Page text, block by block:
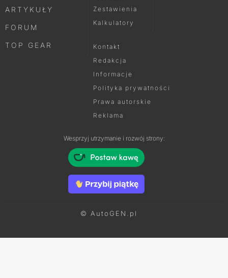
ARTYKUŁY
FORUM
TOP GEAR
Zestawienia
Kalkulatory
Kontakt
Redakcja
Informacje
Polityka prywatności
Prawa autorskie
Reklama
Wesprzyj utrzymanie i rozwój strony:
© AutoGEN.pl